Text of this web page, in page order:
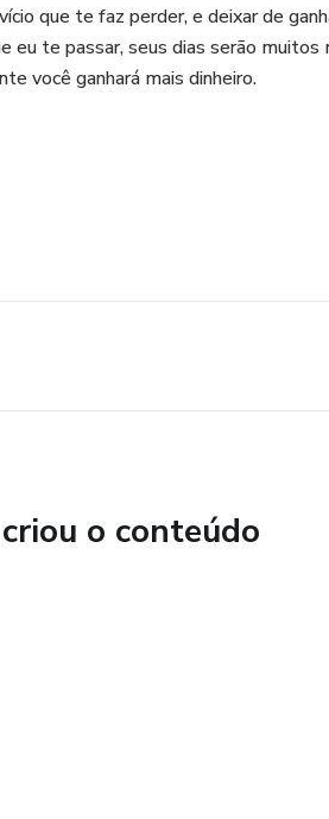
que te faz perder, e deixar de
eu te passar, seus dias serão muitos
você ganhará mais dinheiro.
o conteúdo